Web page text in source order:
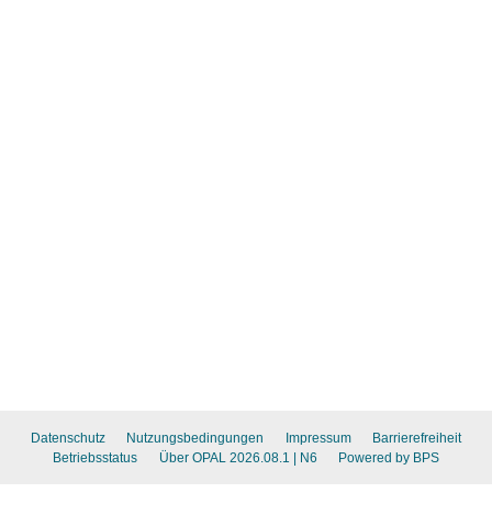
Datenschutz Nutzungsbedingungen Impressum
Barrierefreiheit
Betriebsstatus
Über OPAL 2026.08.1 | N6 Powered by BPS